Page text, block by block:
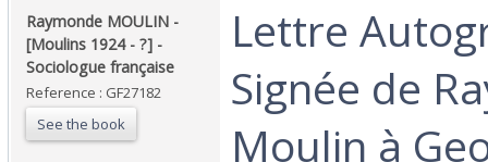
‎Raymonde MOULIN -
[Moulins 1924 - ?] -
Sociologue française ‎
Reference : GF27182
See the book
‎Lettre
Signée de
Moulin à